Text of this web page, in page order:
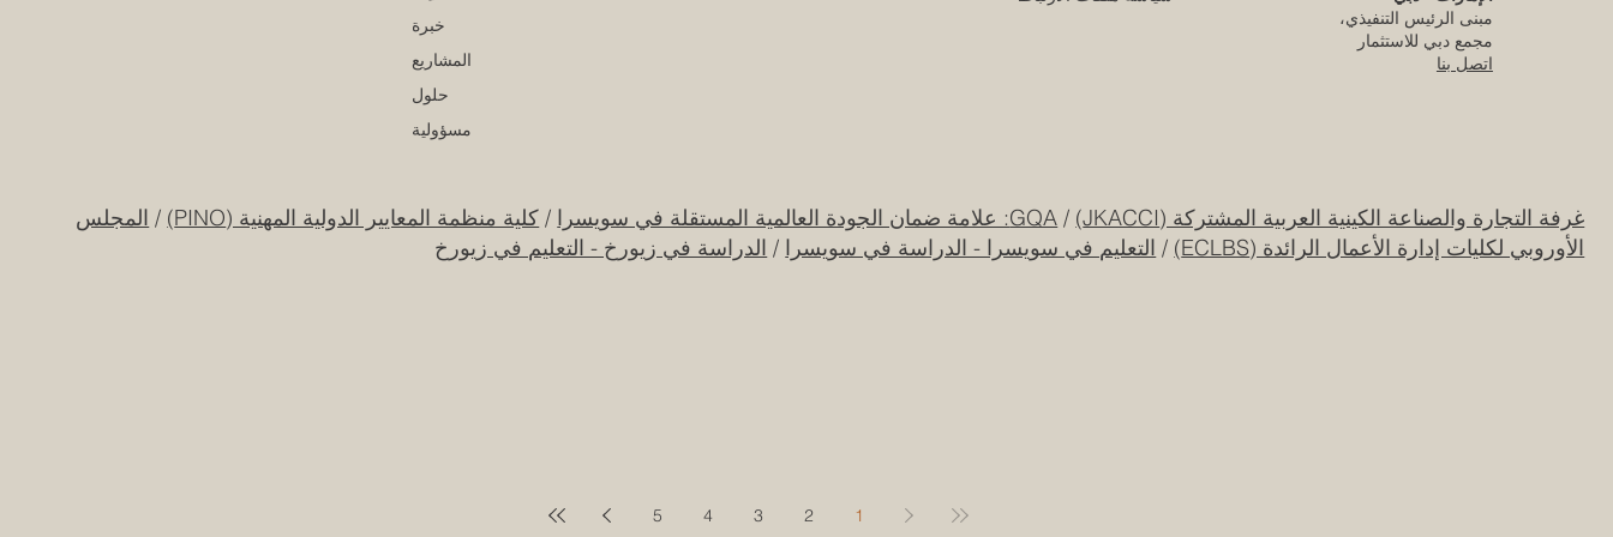
خبرة
المشاريع
حلول
مسؤولية
مبنى الرئيس التنفيذي،
مجمع دبي للاستثمار
اتصل بنا
غرفة التجارة والصناعة الكينية العربية المشتركة (JKACCI) / GQA: علامة ضمان الجودة العالمية المستقلة في سويسرا / كلية منظمة المعايير الدولية المهنية (PINO) / المجلس
الأوروبي لكليات إدارة الأعمال الرائدة (ECLBS)
/ التعليم في سويسرا - الدراسة في سويسرا / الدراسة في زيورخ - التعليم في زيورخ
1
2
3
4
5